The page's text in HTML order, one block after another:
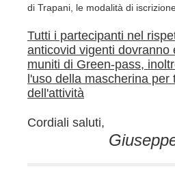
di Trapani, le modalità di
Tutti i partecipanti nel
anticovid vigenti dovranno
muniti di Green-pass,
l'uso della mascherina per
dell'attività
Cordiali saluti,